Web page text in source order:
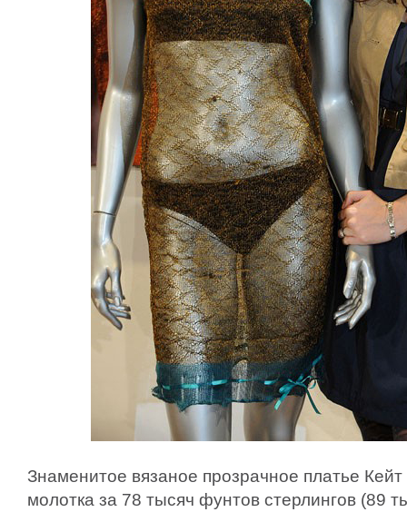
Знаменитое вязаное прозрачное платье
молотка за 78 тысяч фунтов стерлингов (89